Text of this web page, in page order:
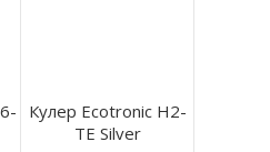
Кулер Ecotronic H2-
TE Silver